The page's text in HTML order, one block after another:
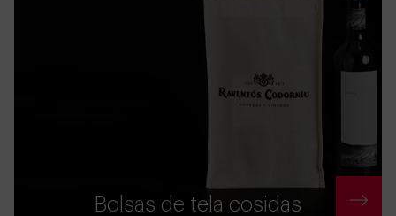
Bolsas de tela cosidas